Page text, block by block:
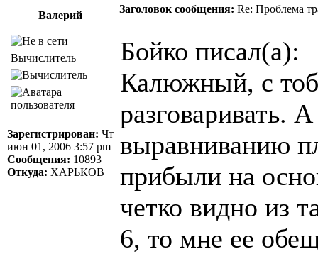
Валерий
Заголовок сообщения: Re: Проблема
Вычислитель
Зарегистрирован: Чт
июн 01, 2006 3:57 pm
Сообщения: 10893
Откуда: ХАРЬКОВ
Бойко писал(а):
Калюжный, с
разговаривать.
выравниванию
прибыли на
четко видно из
6, то мне ее